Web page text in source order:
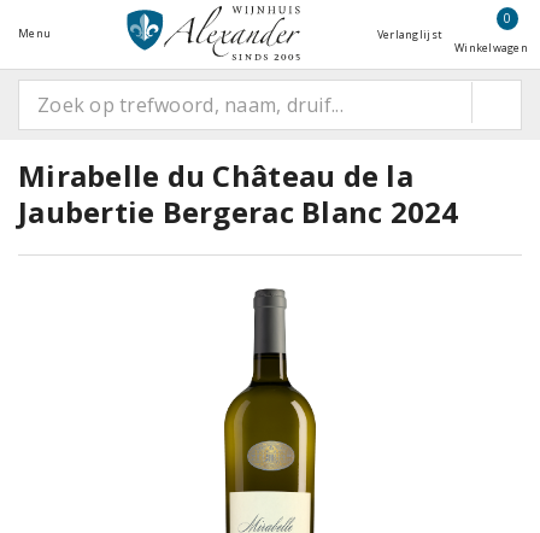
Menu Verlanglijst
0
Winkelwagen
Mirabelle du Château de la
Jaubertie Bergerac Blanc 2024